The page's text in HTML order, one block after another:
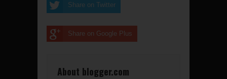
Share on Twitter
Share on Google Plus
About blogger.com